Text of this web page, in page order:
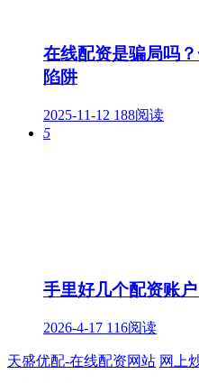
在线配资是骗局吗
陷阱
2025-11-12 188阅读
5
手里好几个配资账
2026-4-17 116阅读
天盛优配-在线配资网站 网上